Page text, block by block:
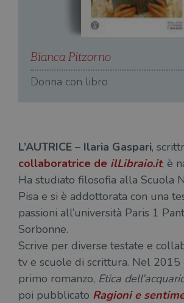
Bianca Pitzorno
Donna con libro
L’AUTRICE – Ilaria Gaspari,
collaboratrice de ilLibraio.it, è
Ha studiato filosofia alla Scuola
Pisa e si è addottorata con una
passioni all’università Paris 1
Sorbonne.
Scrive per diverse testate e
tv e scuole di scrittura. Nel 2015
primo romanzo, Etica
poi pubblicato Ragioni e